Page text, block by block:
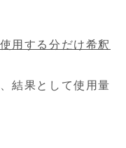
用する分だけ希釈
結果として使用量